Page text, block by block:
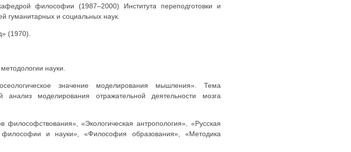
философии (1987–2000) Института переподготовки и
гуманитарных и социальных наук.
(1970).
науки.
значение моделирования мышления». Тема
анализ моделирования отражательной деятельности мозга
«Экологическая антропология», «Русская
и науки», «Философия образования», «Методика